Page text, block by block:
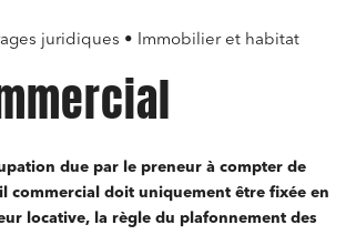
juridiques • Immobilier et habitat
due par le preneur à compter de
commercial doit uniquement être fixée en
locative, la règle du plafonnement des